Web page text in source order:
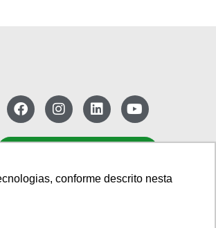
conforme descrito nesta
conforme descrito nesta